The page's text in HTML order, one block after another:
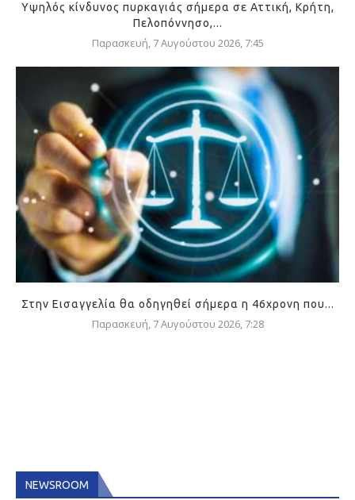
Υψηλός κίνδυνος πυρκαγιάς σήμερα σε Αττική, Κρήτη,
Πελοπόννησο,...
Παρασκευή, 7 Αυγούστου 2026, 7:45
Στην Εισαγγελία θα οδηγηθεί σήμερα η 46χρονη που...
Παρασκευή, 7 Αυγούστου 2026, 7:28
NEWSROOM